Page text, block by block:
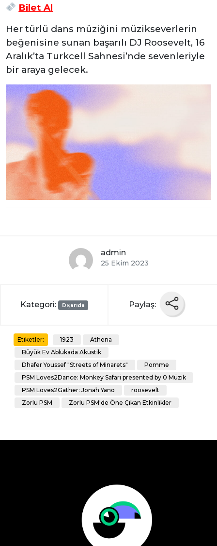
Bilet Al
Her türlü dans müziğini müzikseverlerin
beğenisine sunan başarılı DJ Roosevelt, 16
Aralık’ta Turkcell Sahnesi’nde sevenleriyle
bir araya gelecek.
admin
25 Ekim 2023
Kategori: Dışarıda Paylaş:
Etiketler: 1923
Athena
Büyük Ev Ablukada Akustik
Dhafer Youssef "Streets of Minarets"
Pomme
PSM Loves2Dance: Monkey Safari presented by 0 Müzik
PSM Loves2Gather: Jonah Yano
roosevelt
Zorlu PSM
Zorlu PSM'de Öne Çıkan Etkinlikler